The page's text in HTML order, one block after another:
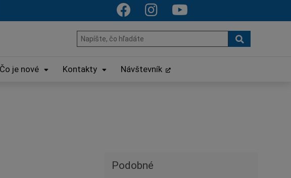
Hľadať:
Čo je nové Kontakty Návštevník
Podobné